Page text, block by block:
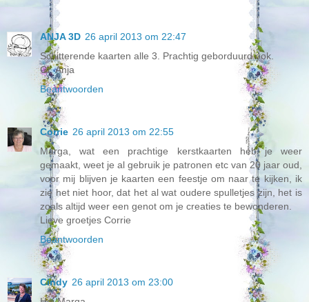
ANJA 3D 26 april 2013 om 22:47
Schitterende kaarten alle 3. Prachtig geborduurd ook.
Gr. Anja
Beantwoorden
Corrie 26 april 2013 om 22:55
Marga, wat een prachtige kerstkaarten heb je weer
gemaakt, weet je al gebruik je patronen etc van 20 jaar oud,
voor mij blijven je kaarten een feestje om naar te kijken, ik
zie het niet hoor, dat het al wat oudere spulletjes zijn, het is
zoals altijd weer een genot om je creaties te bewonderen.
Lieve groetjes Corrie
Beantwoorden
Cindy 26 april 2013 om 23:00